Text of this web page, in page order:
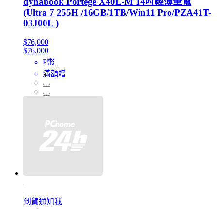
(Ultra 7 255H /16GB/1TB/Win11 Pro/PZA41T-
03J00L )
$76,000
$76,000
P幣
滿額贈
到貨通知我